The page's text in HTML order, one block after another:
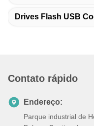
Drives Flash USB
Contato rápido
Endereço:
Parque industrial de